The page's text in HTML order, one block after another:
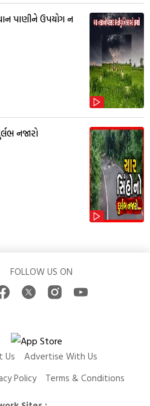
પાણીને ઉપયોગ ન
નજારો
FOLLOW US ON
Us
Advertise With Us
Policy
Terms & Conditions